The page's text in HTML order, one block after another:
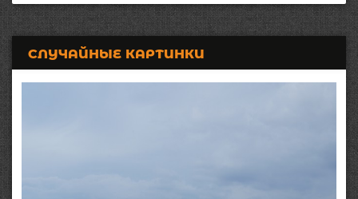
СЛУЧАЙНЫЕ КАРТИНКИ